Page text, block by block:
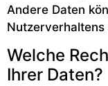
Andere Daten
Welche
Ihrer Daten?